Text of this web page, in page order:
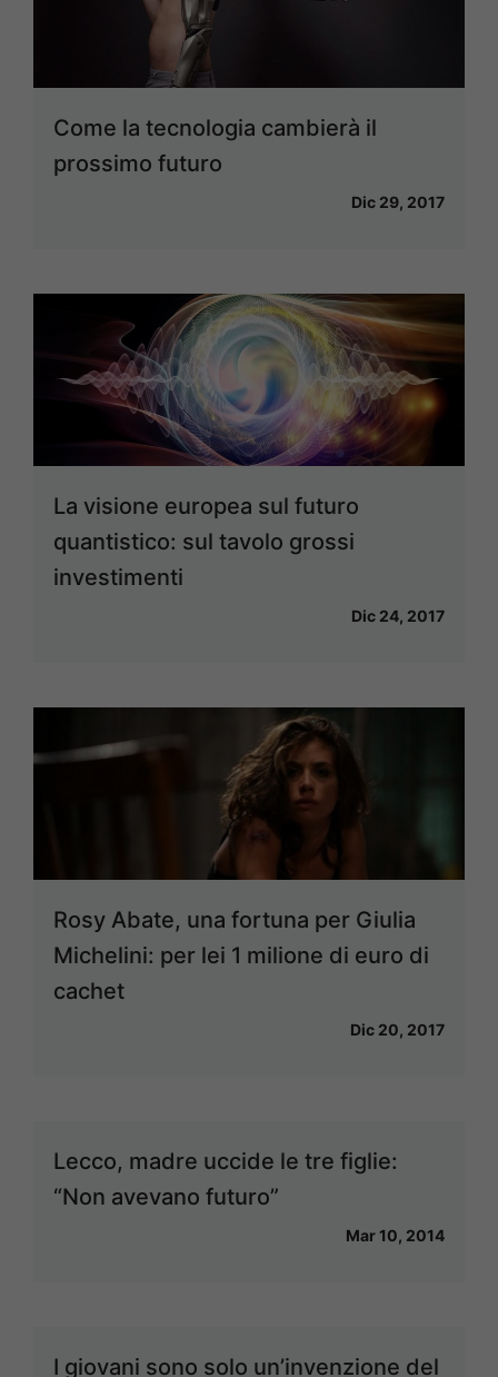
Come la tecnologia cambierà il
prossimo futuro
Dic 29, 2017
La visione europea sul futuro
quantistico: sul tavolo grossi
investimenti
Dic 24, 2017
Rosy Abate, una fortuna per Giulia
Michelini: per lei 1 milione di euro di
cachet
Dic 20, 2017
Lecco, madre uccide le tre figlie:
“Non avevano futuro”
Mar 10, 2014
I giovani sono solo un’invenzione del